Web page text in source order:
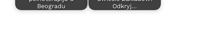
Beogradu
Odkryj…